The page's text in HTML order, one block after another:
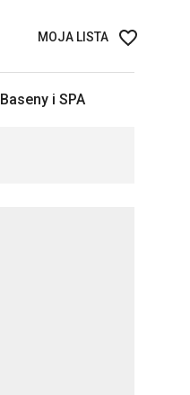
MOJA LISTA
Baseny i SPA